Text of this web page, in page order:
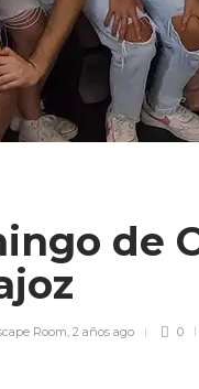
de
Room, 2 años ago 0